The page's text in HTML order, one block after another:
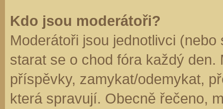
Kdo jsou moderátoři?
Moderátoři jsou jednotlivci
starat se o chod fóra každý
příspěvky, zamykat/odemykat,
která spravují. Obecně řečeno,